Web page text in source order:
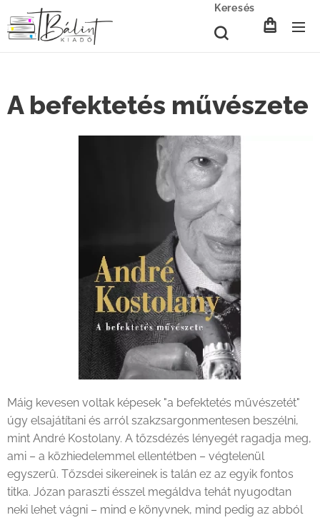
Keresés
A befektetés művészete
Máig kevesen voltak képesek "a befektetés művészetét"
úgy elsajátítani és arról szakzsargonmentesen beszélni,
mint André Kostolany. A tőzsdézés lényegét ragadja meg,
ami – a közhiedelemmel ellentétben – végtelenül
egyszerû. Tőzsdei sikereinek is talán ez az egyik fontos
titka. Józan paraszti ésszel megáldva tehát nyugodtan
neki lehet vágni – mind e könyvnek, mind pedig az abból